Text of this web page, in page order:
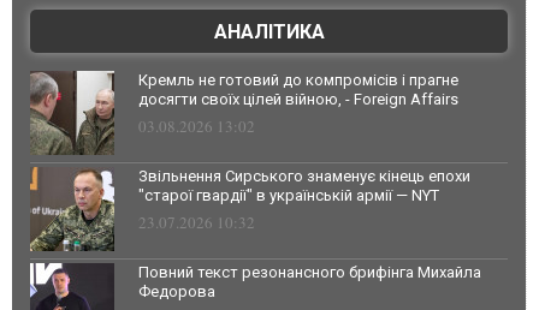
АНАЛІТИКА
Кремль не готовий до компромісів і прагне
досягти своїх цілей війною, - Foreign Affairs
03.08.2026 13:02
Звільнення Сирського знаменує кінець епохи
"старої гвардії" в українській армії — NYT
23.07.2026 10:32
Повний текст резонансного брифінга Михайла
Федорова